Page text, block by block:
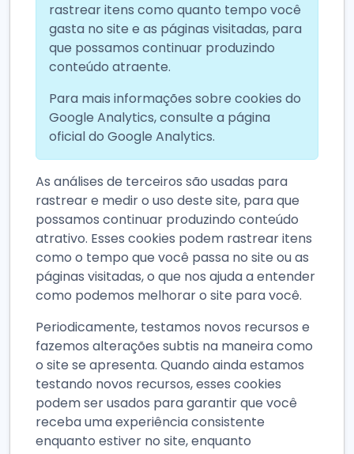
rastrear itens como quanto tempo você
gasta no site e as páginas visitadas, para
que possamos continuar produzindo
conteúdo atraente.
Para mais informações sobre cookies do
Google Analytics, consulte a página
oficial do Google Analytics.
As análises de terceiros são usadas para
rastrear e medir o uso deste site, para que
possamos continuar produzindo conteúdo
atrativo. Esses cookies podem rastrear itens
como o tempo que você passa no site ou as
páginas visitadas, o que nos ajuda a entender
como podemos melhorar o site para você.
Periodicamente, testamos novos recursos e
fazemos alterações subtis na maneira como
o site se apresenta. Quando ainda estamos
testando novos recursos, esses cookies
podem ser usados para garantir que você
receba uma experiência consistente
enquanto estiver no site, enquanto